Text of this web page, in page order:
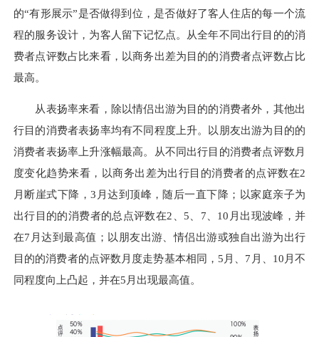
的“有形展示”是否做得到位，是否做好了客人住店的每一个流
程的服务设计，为客人留下记忆点。从全年不同出行目的的消
费者点评数占比来看，以商务出差为目的的消费者点评数占比
最高。
从表扬率来看，除以情侣出游为目的的消费者外，其他出
行目的消费者表扬率均有不同程度上升。以朋友出游为目的的
消费者表扬率上升涨幅最高。从不同出行目的消费者点评数月
度变化趋势来看，以商务出差为出行目的消费者的点评数在2
月断崖式下降，3月达到顶峰，随后一直下降；以家庭亲子为
出行目的的消费者的总点评数在2、5、7、10月出现波峰，并
在7月达到最高值；以朋友出游、情侣出游或独自出游为出行
目的的消费者的点评数月度走势基本相同，5月、7月、10月不
同程度向上凸起，并在5月出现最高值。